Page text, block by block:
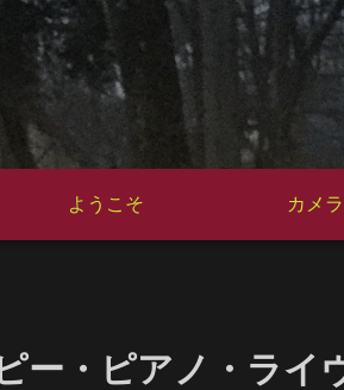
ようこそ カメラ
ー・ピアノ・ライ